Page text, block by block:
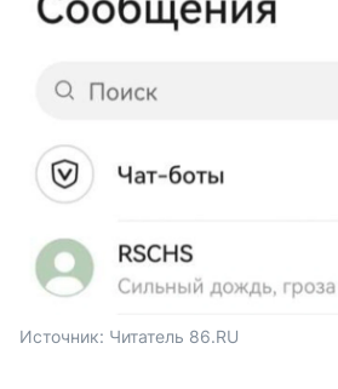
Источник: Читатель 86.RU